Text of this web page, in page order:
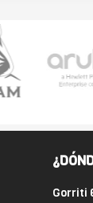
Gorriti